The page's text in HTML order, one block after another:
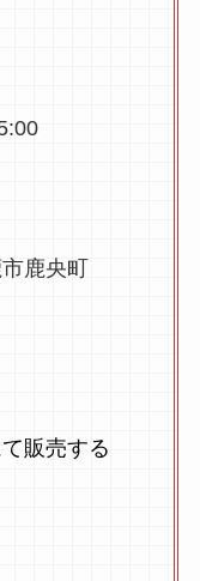
鹿央町
販売する